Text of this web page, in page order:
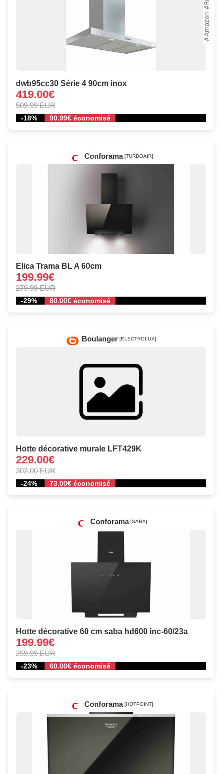
dwb95cc30 Série 4 90cm inox
419.00€
509.99 EUR
-18% 90.99€ économisé
Conforama [TURBOAIR]
Elica Trama BL A 60cm
199.99€
279.99 EUR
-29% 80.00€ économisé
Boulanger [ELECTROLUX]
Hotte décorative murale LFT429K
229.00€
302.00 EUR
-24% 73.00€ économisé
Conforama [SABA]
Hotte décorative 60 cm saba hd600 inc-60/23a
199.99€
259.99 EUR
-23% 60.00€ économisé
Conforama [HOTPOINT]